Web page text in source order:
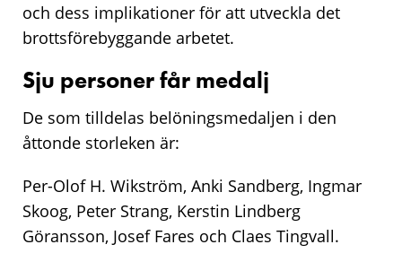
och dess implikationer för att utveckla det
brottsförebyggande arbetet.
Sju personer får medalj
De som tilldelas belöningsmedaljen i den
åttonde storleken är:
Per-Olof H. Wikström, Anki Sandberg, Ingmar
Skoog, Peter Strang, Kerstin Lindberg
Göransson, Josef Fares och Claes Tingvall.